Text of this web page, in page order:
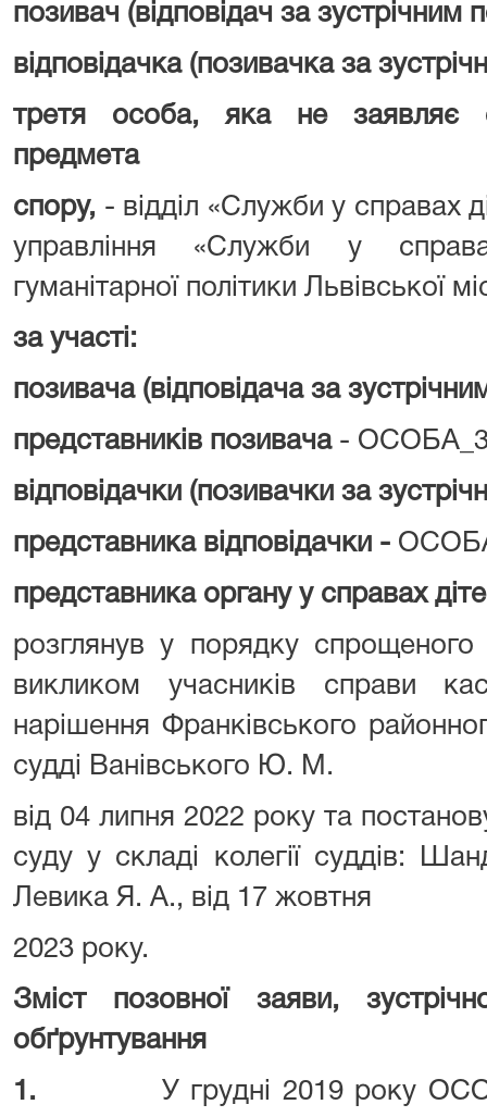
позивач (відповідач за зустрічним
відповідачка (позивачка за
третя особа, яка не заявляє
предмета
спору, - відділ «Служби у справах
управління «Служби у
гуманітарної політики Львівської
за участі:
позивача (відповідача за
представників позивача-
відповідачки (позивачки за
представника відповідачки -
представника органу у справах
розглянув у порядку
викликом учасників справи
нарішення Франківського
судді Ванівського Ю. М.
від 04 липня 2022 року та
суду у складі колегії суддів:
Левика Я. А., від 17 жовтня
2023 року.
Зміст позовної заяви,
обґрунтування
1. У грудні 2019 року